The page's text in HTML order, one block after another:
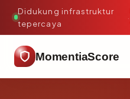
Didukung infrastruktur
tepercaya
·
MomentiaScore